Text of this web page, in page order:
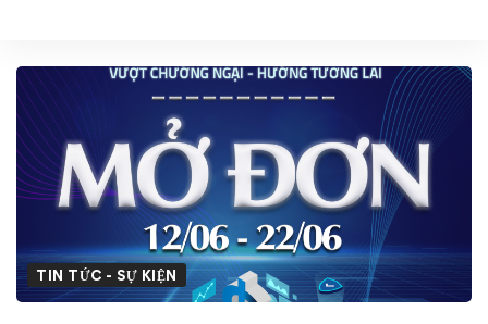
Chính
Thức
Mở
Đơn
Đăng
TIN TỨC - SỰ KIỆN